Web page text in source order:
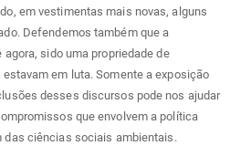
em vestimentas mais novas, alguns
Defendemos também que a
sido uma propriedade de
em luta. Somente a exposição
desses discursos pode nos ajudar
que envolvem a política
das ciências sociais ambientais.